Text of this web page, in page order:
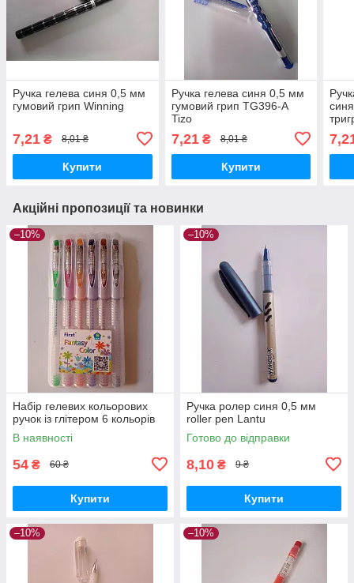
Ручка гелева синя 0,5 мм
гумовий грип Winning
7,21 ₴ 8,01 ₴
Купити
Ручка гелева синя 0,5 мм
гумовий грип TG396-A
Tizo
7,21₴ 8,01 ₴
Купити
Акційні пропозиції та новинки
–10%
Набір гелевих кольорових
ручок із глітером 6 кольорів
В наявності
54 ₴ 60 ₴
Купити
–10%
Ручка ролер синя 0,5 мм
roller pen Lantu
Готово до відправки
8,10 ₴ 9 ₴
Купити
–10% –10%